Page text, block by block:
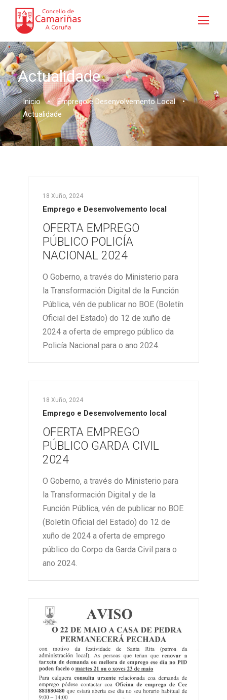
Actualidade
Inicio • Emprego e Desenvolvemento Local
•
Actualidade
18 Xuño, 2024
Emprego e Desenvolvemento local
OFERTA EMPREGO
PÚBLICO POLICÍA
NACIONAL 2024
O Goberno, a través do Ministerio para
la Transformación Digital de la Función
Pública, vén de publicar no BOE (Boletín
Oficial del Estado) do 12 de xuño de
2024 a oferta de emprego público da
Policía Nacional para o ano 2024.
18 Xuño, 2024
Emprego e Desenvolvemento local
OFERTA EMPREGO
PÚBLICO GARDA CIVIL
2024
O Goberno, a través do Ministerio para
la Transformación Digital y de la
Función Pública, vén de publicar no BOE
(Boletín Oficial del Estado) do 12 de
xuño de 2024 a oferta de emprego
público do Corpo da Garda Civil para o
ano 2024.